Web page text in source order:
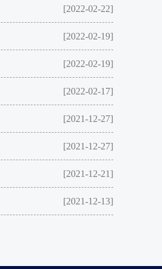
[2022-02-22]
[2022-02-19]
[2022-02-19]
[2022-02-17]
[2021-12-27]
[2021-12-27]
[2021-12-21]
[2021-12-13]